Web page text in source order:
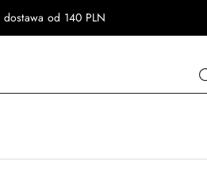
od 140 PLN